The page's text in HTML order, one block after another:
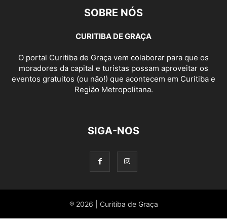
SOBRE NÓS
CURITIBA DE GRAÇA
O portal Curitiba de Graça vem colaborar para que os
moradores da capital e turistas possam aproveitar os
eventos gratuitos (ou não!) que acontecem em Curitiba e
Região Metropolitana.
SIGA-NOS
® 2026 | Curitiba de Graça